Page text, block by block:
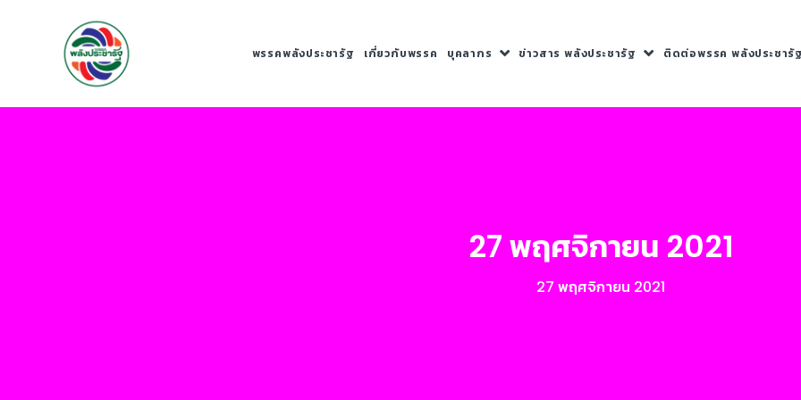
พรรคพลังประชารัฐ เกี่ยวกับพรรค บุคลากร ข่าวสาร พลังประชารัฐ ติดต่อพรรค พลังประชารัฐ
27 พฤศจิกายน 2021
27 พฤศจิกายน 2021